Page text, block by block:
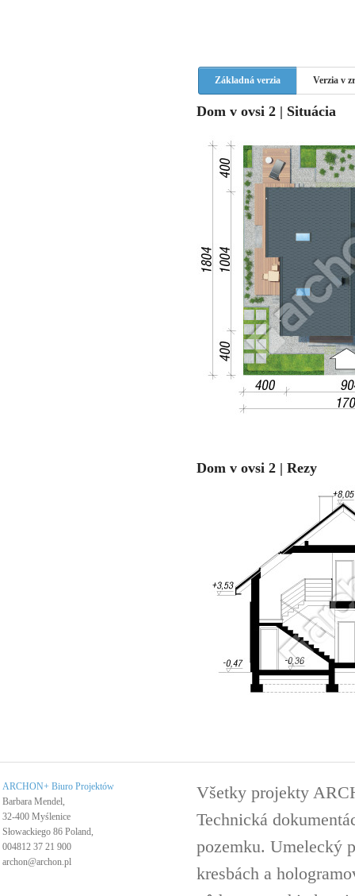
Základná verzia Verzia v
Dom v ovsi 2 | Situácia
Dom v ovsi 2 | Rezy
ARCHON+ Biuro Projektów
Barbara Mendel,
32-400 Myślenice
Słowackiego 86 Poland,
004812 37 21 900
archon@archon.pl
Všetky projekty
Technická
pozemku. Umelecký
kresbách a